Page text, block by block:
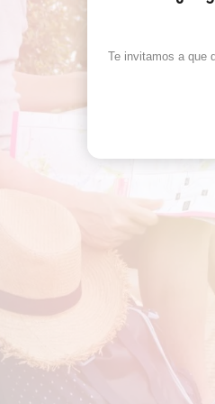
Te invitamos a que